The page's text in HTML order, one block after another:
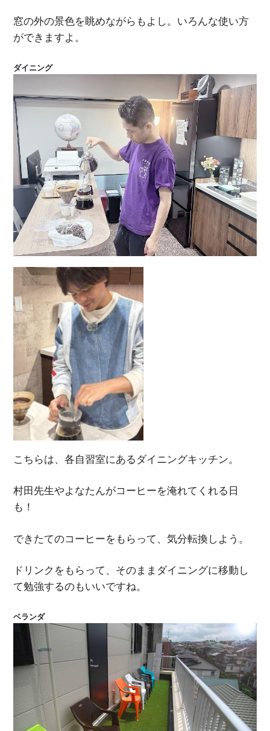
窓の外の景色を眺めながらもよし。いろんな使い方
ができますよ。
ダイニング
こちらは、各自習室にあるダイニングキッチン。
村田先生やよなたんがコーヒーを淹れてくれる日
も！
できたてのコーヒーをもらって、気分転換しよう。
ドリンクをもらって、そのままダイニングに移動し
て勉強するのもいいですね。
ベランダ